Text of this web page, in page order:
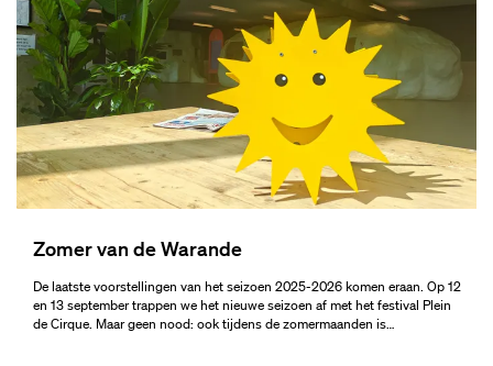
Zomer van de Warande
De laatste voorstellingen van het seizoen 2025-2026 komen eraan. Op 12
en 13 september trappen we het nieuwe seizoen af met het festival Plein
de Cirque. Maar geen nood: ook tijdens de zomermaanden is…